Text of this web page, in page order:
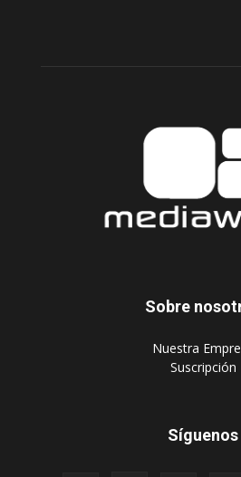
Sobre
‎Nuestra
‎Suscripción
Síguenos